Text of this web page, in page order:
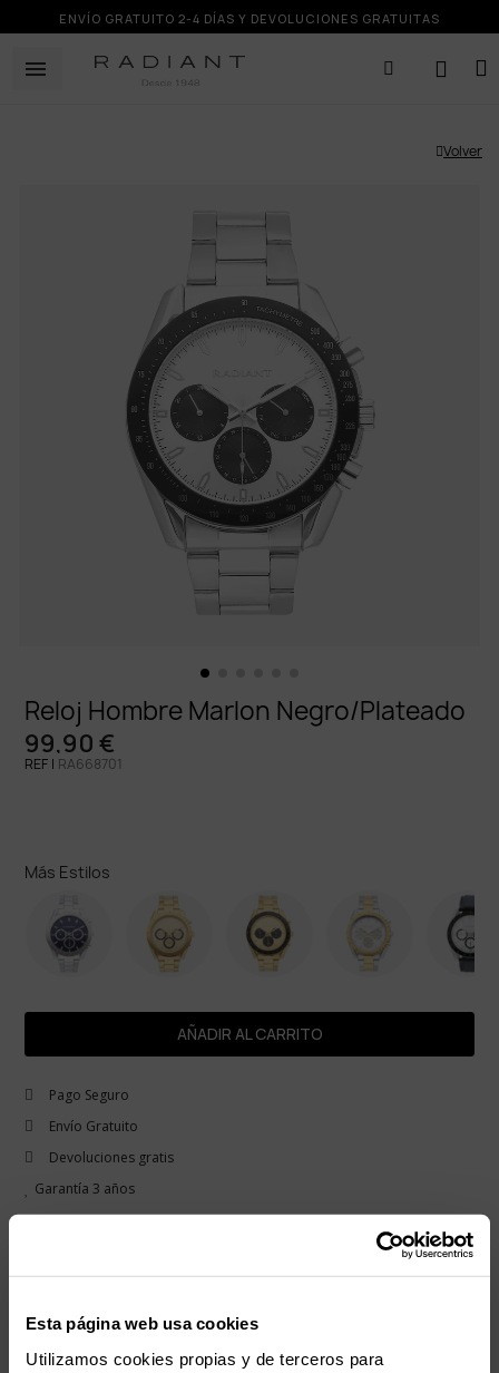
Esta página web usa cookies
Utilizamos cookies propias y de terceros para
ENVÍO GRATUITO 2-4 DÍAS Y DEVOLUCIONES GRATUITAS
Volver
Reloj Hombre Marlon Negro/Plateado
99,90 €
REF | RA668701
Más Estilos
AÑADIR AL CARRITO
Pago Seguro
Envío Gratuito
Devoluciones gratis
Garantía 3 años
completamente en acero inoxidable, combina una resistente caja y
marcadores claros y un indicador de fecha. Ideal para quienes buscan